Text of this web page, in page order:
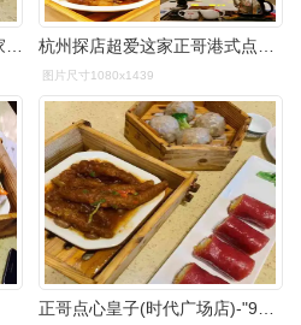
正哥点心(鸿安店)-"打卡第二家正哥点心,(三水鸿安店).之前. 杭州探店超爱这家正哥港式点心茶餐厅
图片尺寸1080x1439